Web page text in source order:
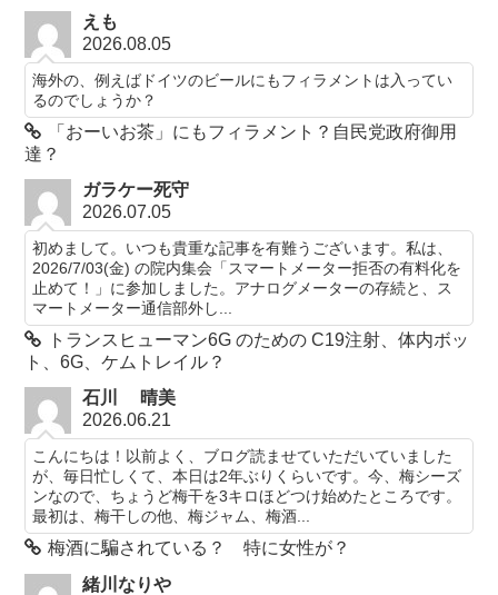
えも
2026.08.05
海外の、例えばドイツのビールにもフィラメントは入ってい
るのでしょうか？
「おーいお茶」にもフィラメント？自民党政府御用
達？
ガラケー死守
2026.07.05
初めまして。いつも貴重な記事を有難うございます。私は、
2026/7/03(金) の院内集会「スマートメーター拒否の有料化を
止めて！」に参加しました。アナログメーターの存続と、ス
マートメーター通信部外し...
トランスヒューマン6G のための C19注射、体内ボッ
ト、6G、ケムトレイル？
石川 晴美
2026.06.21
こんにちは！以前よく、ブログ読ませていただいていました
が、毎日忙しくて、本日は2年ぶりくらいです。今、梅シーズ
ンなので、ちょうど梅干を3キロほどつけ始めたところです。
最初は、梅干しの他、梅ジャム、梅酒...
梅酒に騙されている？ 特に女性が？
緒川なりや